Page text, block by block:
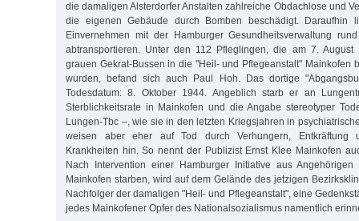
die damaligen Alsterdorfer Anstalten zahlreiche Obdachlose und
die eigenen Gebäude durch Bomben beschädigt. Daraufhin
Einvernehmen mit der Hamburger Gesundheitsverwaltung
abtransportieren. Unter den 112 Pfleglingen, die am 7. August
grauen Gekrat-Bussen in die "Heil- und Pflegeanstalt" Mainkofen
wurden, befand sich auch Paul Hoh. Das dortige
Todesdatum: 8. Oktober 1944. Angeblich starb er an
Sterblichkeitsrate in Mainkofen und die Angabe stereotyper
Lungen-Tbc –, wie sie in den letzten Kriegsjahren in
weisen aber eher auf Tod durch Verhungern, Entkräftung
Krankheiten hin. So nennt der Publizist Ernst Klee Mainkofen
Nach Intervention einer Hamburger Initiative aus
Mainkofen starben, wird auf dem Gelände des jetzigen
Nachfolger der damaligen "Heil- und Pflegeanstalt", eine
jedes Mainkofener Opfer des Nationalsozialismus namentlich